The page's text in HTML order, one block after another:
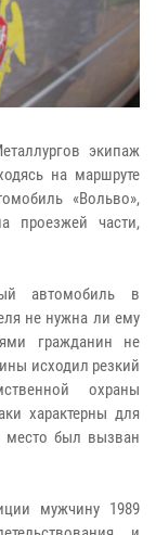
экипаж
на маршруте
«Вольво»,
проезжей части,
автомобиль в
не нужна ли ему
гражданин не
исходил резкий
охраны
характерны для
место был вызван
мужчину 1989